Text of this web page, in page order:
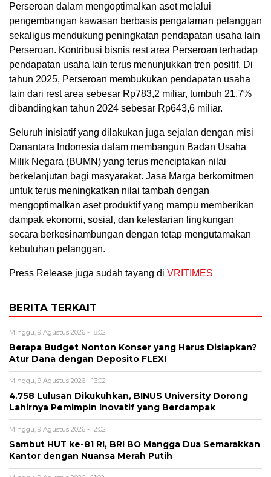
Perseroan dalam mengoptimalkan aset melalui
pengembangan kawasan berbasis pengalaman pelanggan
sekaligus mendukung peningkatan pendapatan usaha lain
Perseroan. Kontribusi bisnis rest area Perseroan terhadap
pendapatan usaha lain terus menunjukkan tren positif. Di
tahun 2025, Perseroan membukukan pendapatan usaha
lain dari rest area sebesar Rp783,2 miliar, tumbuh 21,7%
dibandingkan tahun 2024 sebesar Rp643,6 miliar.
Seluruh inisiatif yang dilakukan juga sejalan dengan misi
Danantara Indonesia dalam membangun Badan Usaha
Milik Negara (BUMN) yang terus menciptakan nilai
berkelanjutan bagi masyarakat. Jasa Marga berkomitmen
untuk terus meningkatkan nilai tambah dengan
mengoptimalkan aset produktif yang mampu memberikan
dampak ekonomi, sosial, dan kelestarian lingkungan
secara berkesinambungan dengan tetap mengutamakan
kebutuhan pelanggan.
Press Release juga sudah tayang di VRITIMES
BERITA TERKAIT
Minggu, 9 Agustus 2026 - 18:02
Berapa Budget Nonton Konser yang Harus Disiapkan?
Atur Dana dengan Deposito FLEXI
Minggu, 9 Agustus 2026 - 13:02
4.758 Lulusan Dikukuhkan, BINUS University Dorong
Lahirnya Pemimpin Inovatif yang Berdampak
Minggu, 9 Agustus 2026 - 12:02
Sambut HUT ke-81 RI, BRI BO Mangga Dua Semarakkan
Kantor dengan Nuansa Merah Putih